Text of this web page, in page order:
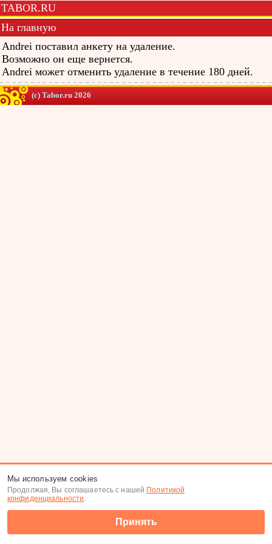
TABOR.RU
На главную
Andrei поставил анкету на удаление.
Возможно он еще вернется.
Andrei может отменить удаление в течение 180 дней.
(c) Tabor.ru 2026
Мы используем cookies
Продолжая, Вы соглашаетесь с нашей Политикой
конфиденциальности.
Принять